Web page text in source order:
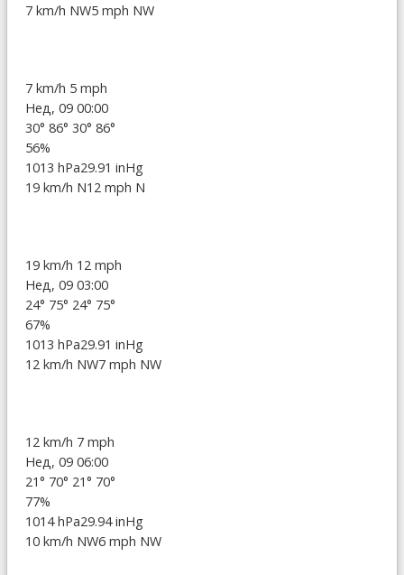
7 km/h NW5 mph NW
7 km/h 5 mph
Нед, 09 00:00
30° 86° 30° 86°
56%
1013 hPa29.91 inHg
19 km/h N12 mph N
19 km/h 12 mph
Нед, 09 03:00
24° 75° 24° 75°
67%
1013 hPa29.91 inHg
12 km/h NW7 mph NW
12 km/h 7 mph
Нед, 09 06:00
21° 70° 21° 70°
77%
1014 hPa29.94 inHg
10 km/h NW6 mph NW